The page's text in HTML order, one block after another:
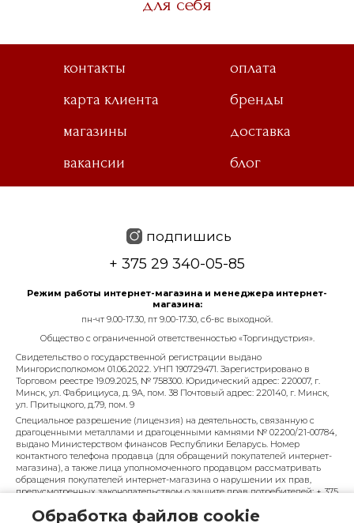
контакты
оплата
карта клиента
бренды
магазины
доставка
вакансии
блог
подпишись
+ 375 29 340-05-85
Режим работы интернет-магазина и менеджера интернет-
магазина:
пн-чт 9.00-17.30, пт 9.00-17.30, сб-вс выходной.
Общество с ограниченной ответственностью «Торгиндустрия».
Свидетельство о государственной регистрации выдано
Мингорисполкомом 01.06.2022. УНП 190729471. Зарегистрировано в
Торговом реестре 19.09.2025, № 758300. Юридический адрес: 220007, г.
Минск, ул. Фабрициуса, д. 9А, пом. 38 Почтовый адрес: 220140, г. Минск,
ул. Притыцкого, д.79, пом. 9
Специальное разрешение (лицензия) на деятельность, связанную с
драгоценными металлами и драгоценными камнями № 02200/21-00784,
выдано Министерством финансов Республики Беларусь. Номер
контактного телефона продавца (для обращений покупателей интернет-
магазина), а также лица уполномоченного продавцом рассматривать
обращения покупателей интернет-магазина о нарушении их прав,
предусмотренных законодательством о защите прав потребителей: + 375
управления по работе с обращениями граждан и юридических лиц
Обработка файлов cookie